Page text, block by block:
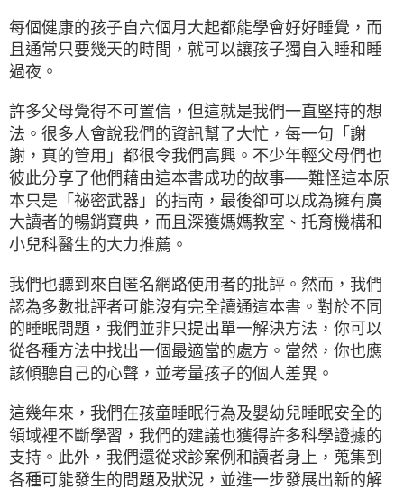
每個健康的孩子自六個月大起都能學會好好睡覺，而
且通常只要幾天的時間，就可以讓孩子獨自入睡和睡
過夜。
許多父母覺得不可置信，但這就是我們一直堅持的想
法。很多人會說我們的資訊幫了大忙，每一句「謝
謝，真的管用」都很令我們高興。不少年輕父母們也
彼此分享了他們藉由這本書成功的故事──難怪這本原
本只是「祕密武器」的指南，最後卻可以成為擁有廣
大讀者的暢銷寶典，而且深獲媽媽教室、托育機構和
小兒科醫生的大力推薦。
我們也聽到來自匿名網路使用者的批評。然而，我們
認為多數批評者可能沒有完全讀通這本書。對於不同
的睡眠問題，我們並非只提出單一解決方法，你可以
從各種方法中找出一個最適當的處方。當然，你也應
該傾聽自己的心聲，並考量孩子的個人差異。
這幾年來，我們在孩童睡眠行為及嬰幼兒睡眠安全的
領域裡不斷學習，我們的建議也獲得許多科學證據的
支持。此外，我們還從求診案例和讀者身上，蒐集到
各種可能發生的問題及狀況，並進一步發展出新的解